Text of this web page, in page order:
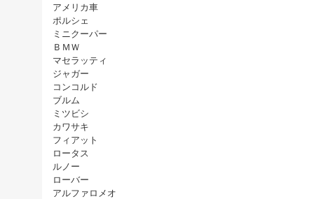
アメリカ車
ポルシェ
ミニクーパー
ＢＭＷ
マセラッティ
ジャガー
コンコルド
ブルム
ミツビシ
カワサキ
フィアット
ロータス
ルノー
ローバー
アルファロメオ